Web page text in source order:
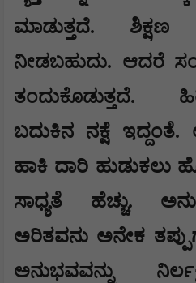
ಮಾಡುತ್ತದೆ.
ನೀಡಬಹುದು. ಆದರೆ
ತಂದುಕೊಡುತ್ತದೆ.
ಬದುಕಿನ ನಕ್ಷೆ ಇದ್ದಂತೆ.
ಹಾಕಿ ದಾರಿ ಹುಡುಕಲು
ಸಾಧ್ಯತೆ ಹೆಚ್ಚು.
ಅರಿತವನು ಅನೇಕ
ಅನುಭವವನ್ನು